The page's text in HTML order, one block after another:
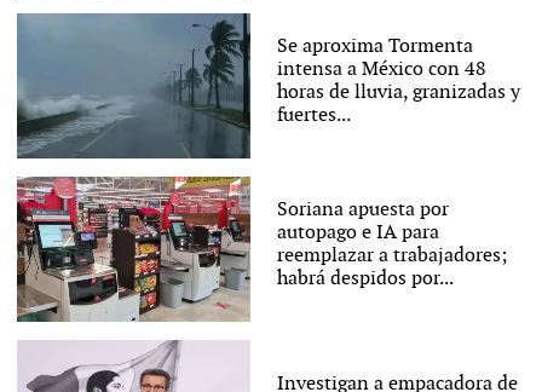
Se aproxima Tormenta
intensa a México con 48
horas de lluvia, granizadas y
fuertes...
Soriana apuesta por
autopago e IA para
reemplazar a trabajadores;
habrá despidos por...
Investigan a empacadora de